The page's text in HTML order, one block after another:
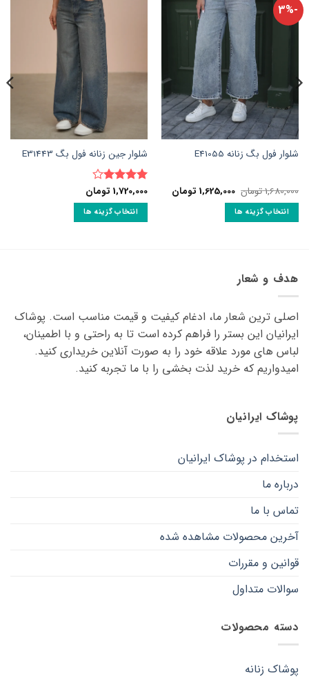
-3%
شلوار فول بگ زنانه E41055
1,680,000تومان قیمت
اصلی:
بود.
1,625,000 تومانقیمت
فعلی:
انتخاب گزینه ها
انواع
مختلفی
می
باشد.
گزینه
ها
ممکن
است
محصول
انتخاب
شلوار جین زنانه فول بگ E31443
نمره4
از 5
1,720,000 تومان
انتخاب گزینه ها
باشد.
گزینه
ممکن
است
هدف و شعار
اصلی ترین شعار ما، ادغام کیفیت و قیمت مناسب است. پوشاک
ایرانیان این بستر را فراهم کرده است تا به راحتی و با اطمینان،
لباس های مورد علاقه ‌خود را به صورت آنلاین خریداری کنید.
امیدواریم که خرید لذت ‌بخشی را با ما تجربه کنید.
پوشاک ایرانیان
استخدام در پوشاک ایرانیان
درباره ما
تماس با ما
آخرین محصولات مشاهده شده
قوانین و مقررات
سوالات متداول
دسته محصولات
پوشاک زنانه